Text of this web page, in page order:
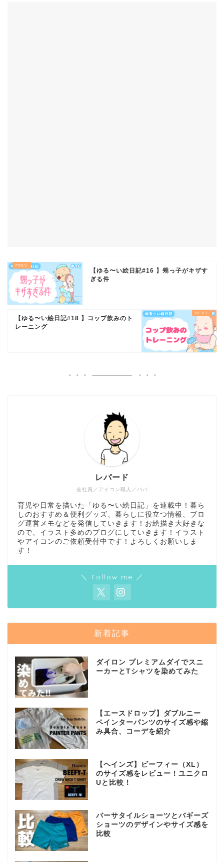
【ゆる〜い絵日記#16 】甥っ子がキザす
ぎる件
【ゆる〜い絵日記#18 】コップ飲みのト
レーニング
会社員／アイコン職人／パパ
レパード
育児や日常を描いた「ゆる〜い絵日記」を連載中！暮ら
しのおすすめ＆便利グッズ、暮らしに役立つ情報、ブロ
グ運営メモなどを発信していきます！お絵描き大好きな
ので、イラスト多めのブログにしていきます！イラスト
やアイコンのご依頼受付中です！よろしくお願いしま
す！
＼ Follow me ／
新着記事
ダイロン プレミアムダイでスニ
ーカーとTシャツを染めてみた
【エースドロップ】ダブルニー
ペインターパンツのサイズ感や縮
み具合、コーデを紹介
【ヘインズ】ビーフィー（XL）
のサイズ感をレビュー！ユニクロ
Uと比較！
バーサタイルショーツとバギーズ
ショーツのデザインやサイズ感を
比較